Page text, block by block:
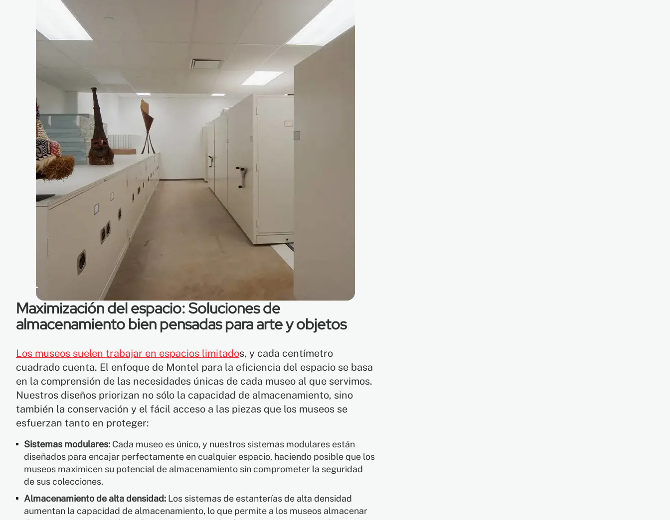
Maximización del espacio: Soluciones de
almacenamiento bien pensadas para arte y objetos
Los museos suelen trabajar en espacios limitados, y cada centímetro
cuadrado cuenta. El enfoque de Montel para la eficiencia del espacio se basa
en la comprensión de las necesidades únicas de cada museo al que servimos.
Nuestros diseños priorizan no sólo la capacidad de almacenamiento, sino
también la conservación y el fácil acceso a las piezas que los museos se
esfuerzan tanto en proteger:
Sistemas modulares: Cada museo es único, y nuestros sistemas modulares están
diseñados para encajar perfectamente en cualquier espacio, haciendo posible que los
museos maximicen su potencial de almacenamiento sin comprometer la seguridad
de sus colecciones.
Almacenamiento de alta densidad: Los sistemas de estanterías de alta densidad
aumentan la capacidad de almacenamiento, lo que permite a los museos almacenar